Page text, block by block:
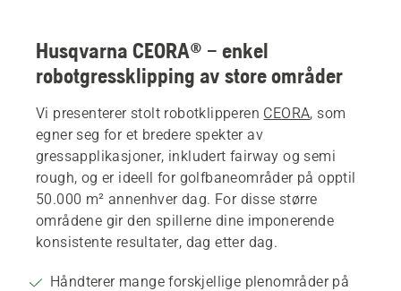
Husqvarna CEORA® – enkel
robotgressklipping av store områder
Vi presenterer stolt robotklipperen CEORA, som
egner seg for et bredere spekter av
gressapplikasjoner, inkludert fairway og semi
rough, og er ideell for golfbaneområder på opptil
50.000 m² annenhver dag. For disse større
områdene gir den spillerne dine imponerende
konsistente resultater, dag etter dag.
Håndterer mange forskjellige plenområder på